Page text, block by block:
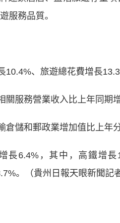
服務品質。
、旅遊總花費增長
服務營業收入比上年同期增
儲和郵政業增加值比上年分
6.4%，其中，高鐵增長
。（貴州日報天眼新聞記